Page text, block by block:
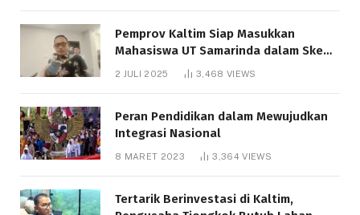
Pemprov Kaltim Siap Masukkan
Mahasiswa UT Samarinda dalam Skema
Bantuan Pendidikan Gratispol
2 JULI 2025 3,468 VIEWS
Peran Pendidikan dalam Mewujudkan
Integrasi Nasional
8 MARET 2023 3,364VIEWS
Tertarik Berinvestasi di Kaltim,